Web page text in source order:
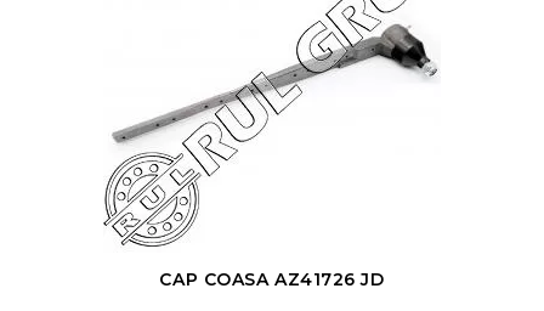
CAP COASA AZ41726 JD